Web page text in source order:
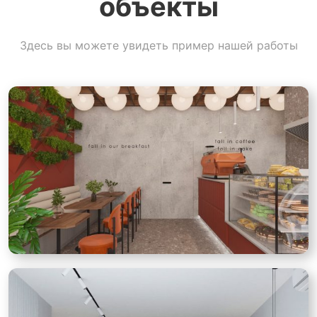
Здесь вы можете увидеть пример нашей работы